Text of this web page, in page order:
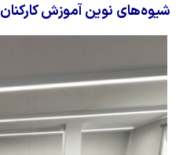
شیوه‌های نوین آموزش کارکنان